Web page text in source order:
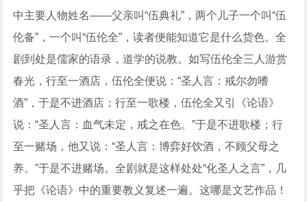
中主要人物姓名——父亲叫“伍典礼”，两个儿子一个叫“伍
伦备”，一个叫“伍伦全”，读者便能知道它是什么货色。全
剧到处是儒家的语录，道学的说教。如写伍伦全三人游赏
春光，行至一酒店，伍伦全便说：“圣人言：戒尔勿嗜
酒”，于是不进酒店；行至一歌楼，伍伦全又引《论语》
说：“圣人言：血气未定，戒之在色。”于是不进歌楼；行
至一赌场，他又说：“圣人言：博弈好饮酒，不顾父母之
养。”于是不进赌场。全剧就是这样处处“化圣人之言”，几
乎把《论语》中的重要教义复述一遍。这哪是文艺作品！